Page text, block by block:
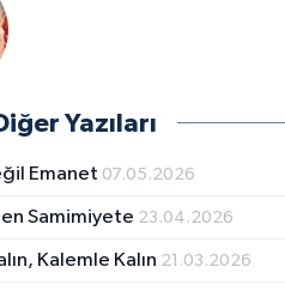
Yazıları
Emanet 07.05.2026
Samimiyete 23.04.2026
Kalemle Kalın 21.03.2026